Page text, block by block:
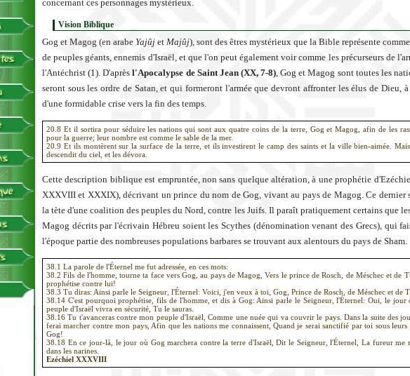
concernant ces personnages mystérieux.
Vision Biblique
Gog et Magog (en arabe Yajûj et Majûj), sont des êtres mystérieux que la Bible représente
de peuples géants, ennemis d'Israël, et que l'on peut également voir comme les précurseurs de
l'Antéchrist (1). D'aprèsl'Apocalypse de Saint Jean (XX, 7-8) , Gog et Magog sont toutes les
seront sous les ordre de Satan, et qui formeront l'armée que devront affronter les élus de Dieu,
d'une formidable crise vers la fin des temps.
20.8 Et il sortira pour séduire les nations qui sont aux quatre coins de la terre, Gog et Magog, afin de les
pour la guerre; leur nombre est comme le sable de la mer.
20.9 Et ils montèrent sur la surface de la terre, et ils investirent le camp des saints et la ville bien-aimée.
descendit du ciel, et les dévora.
Cette description biblique est empruntée, non sans quelque altération, à une prophétie
XXXVIII et XXXIX), décrivant un prince du nom de Gog, vivant au pays de Magog. Ce dernier
la tète d'une coalition des peuples du Nord, contre les Juifs. Il paraît pratiquement certains que
Magog décrits par l'écrivain Hébreu soient les Scythes (dénomination venant des Grecs), qui
l'époque partie des nombreuses populations barbares se trouvant aux alentours du pays de Sham.
38.1 La parole de l'Éternel me fut adressée, en ces mots:
38.2 Fils de l'homme, tourne ta face vers Gog, au pays de Magog, Vers le prince de Rosch, de Méschec et de
prophétise contre lui!
38.3 Tu diras: Ainsi parle le Seigneur, l'Éternel: Voici, j'en veux à toi, Gog, Prince de Rosch, de Méschec et de
38.14 C'est pourquoi prophétise, fils de l'homme, et dis à Gog: Ainsi parle le Seigneur, l'Éternel: Oui, le jour
peuple d'Israël vivra en sécurité, Tu le sauras.
38.16 Tu t'avanceras contre mon peuple d'Israël, Comme une nuée qui va couvrir le pays. Dans la suite des
ferai marcher contre mon pays, Afin que les nations me connaissent, Quand je serai sanctifié par toi sous leurs
Gog!
38.18 En ce jour-là, le jour où Gog marchera contre la terre d'Israël, Dit le Seigneur, l'Éternel, La fureur me
dans les narines.
Ezéchiel XXXVIII